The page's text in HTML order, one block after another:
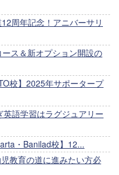
12周年記念！アニバーサリ
ース＆新オプション開設の
校】2025年サポータープ
英語学習はラグジュアリー
・Banilad校】12...
児教育の道に進みたい方必